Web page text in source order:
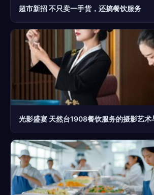
超市新招 不只卖一手货，还搞餐饮服务
光影盛宴 天然台1908餐饮服务的摄影艺术